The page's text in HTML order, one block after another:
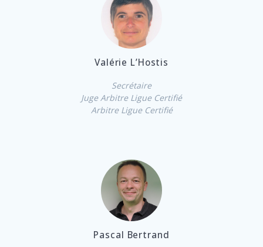
Valérie L’Hostis
Secrétaire
Juge Arbitre Ligue Certifié
Arbitre Ligue Certifié
Pascal Bertrand